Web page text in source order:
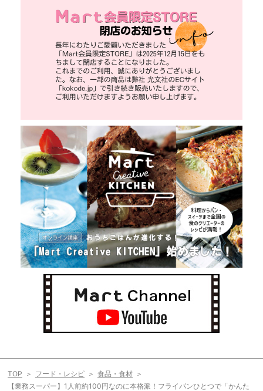
TOP フード・レシピ
食品・食材
【業務スーパー】1人前約100円なのに本格派！フライパンひとつで「かんた